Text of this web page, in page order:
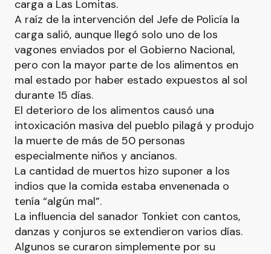
carga a Las Lomitas.
A raíz de la intervención del Jefe de Policía la
carga salió, aunque llegó solo uno de los
vagones enviados por el Gobierno Nacional,
pero con la mayor parte de los alimentos en
mal estado por haber estado expuestos al sol
durante 15 días.
El deterioro de los alimentos causó una
intoxicación masiva del pueblo pilagá y produjo
la muerte de más de 50 personas
especialmente niños y ancianos.
La cantidad de muertos hizo suponer a los
indios que la comida estaba envenenada o
tenía “algún mal”.
La influencia del sanador Tonkiet con cantos,
danzas y conjuros se extendieron varios días.
Algunos se curaron simplemente por su